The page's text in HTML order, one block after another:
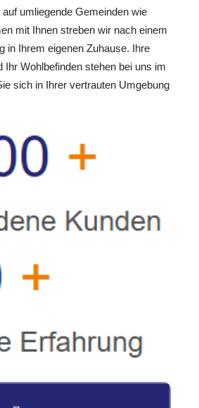
umliegende Gemeinden wie
mit Ihnen streben wir nach einem
in Ihrem eigenen Zuhause. Ihre
Ihr Wohlbefinden stehen bei uns im
sich in Ihrer vertrauten Umgebung